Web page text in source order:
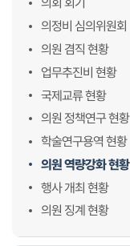
의회 회기
의정비 심의위원회
의원 겸직 현황
업무추진비 현황
국제교류 현황
의원 정책연구 현황
학술연구용역 현황
의원 역량강화 현황
행사 개최 현황
의원 징계 현황